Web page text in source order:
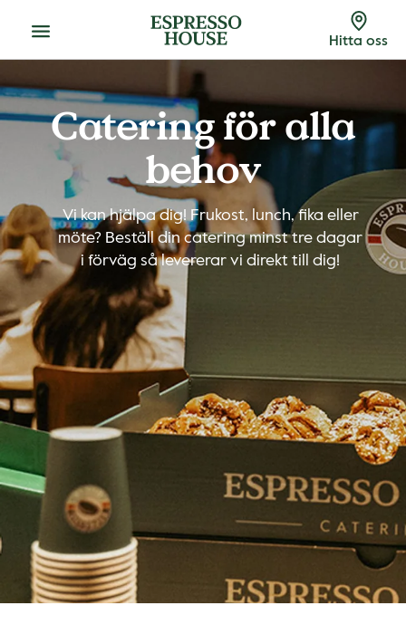
Meny Hitta oss
Catering för alla
behov
Vi kan hjälpa dig! Frukost, lunch, fika eller
möte? Beställ din catering minst tre dagar
i förväg så levererar vi direkt till dig!